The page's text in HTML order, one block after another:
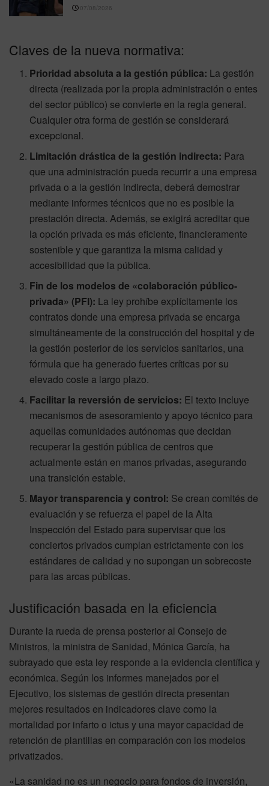
07/08/2026
Claves de la nueva normativa:
Prioridad absoluta a la gestión pública: La gestión
directa (realizada por la propia administración o entes
del sector público) se convierte en la regla general.
Cualquier otra forma de gestión se considerará
excepcional.
Limitación drástica de la gestión indirecta: Para
que una administración pueda recurrir a una empresa
privada o a la gestión indirecta, deberá demostrar
mediante informes técnicos que no es posible la
prestación directa. Además, se exigirá acreditar que
la opción privada es más eficiente, financieramente
sostenible y que garantiza la misma calidad y
accesibilidad que la pública.
Fin de los modelos de «colaboración público-
privada» (PFI): La ley prohíbe explícitamente los
contratos donde una empresa privada se encarga
simultáneamente de la construcción del hospital y de
la gestión posterior de los servicios sanitarios, una
fórmula que ha generado fuertes críticas por su
elevado coste a largo plazo.
Facilitar la reversión de servicios: El texto incluye
mecanismos de asesoramiento y apoyo técnico para
aquellas comunidades autónomas que decidan
recuperar la gestión pública de centros que
actualmente están en manos privadas, asegurando
una transición estable.
Mayor transparencia y control: Se crean comités de
evaluación y se refuerza el papel de la Alta
Inspección del Estado para supervisar que los
conciertos privados cumplan estrictamente con los
estándares de calidad y no supongan un sobrecoste
para las arcas públicas.
Justificación basada en la eficiencia
Durante la rueda de prensa posterior al Consejo de
Ministros, la ministra de Sanidad, Mónica García, ha
subrayado que esta ley responde a la evidencia científica y
económica. Según los informes manejados por el
Ejecutivo, los sistemas de gestión directa presentan
mejores resultados en indicadores clave como la
mortalidad por infarto o ictus y una mayor capacidad de
retención de plantillas en comparación con los modelos
privatizados.
«La sanidad no es un negocio para fondos de inversión,